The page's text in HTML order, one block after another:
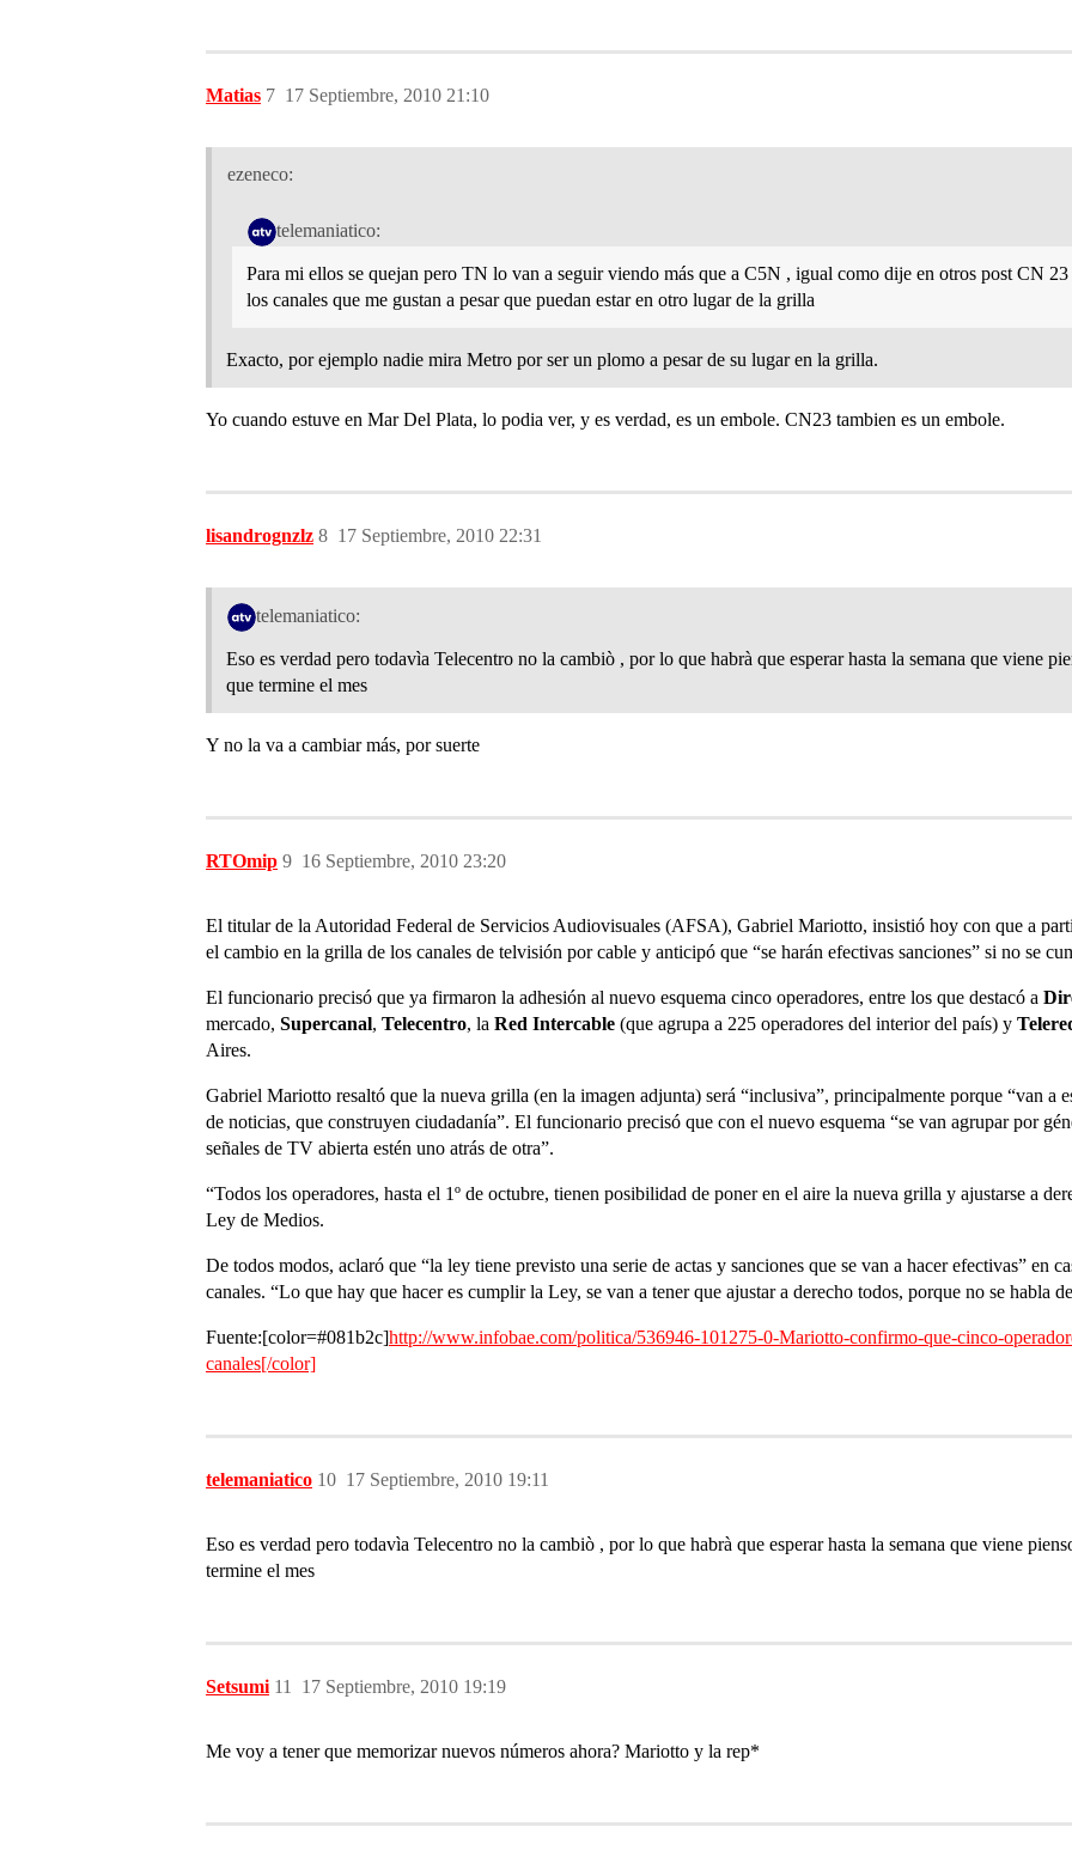
Matias 17 Septiembre, 2010 21:10
7
ezeneco:
telemaniatico:
Para mi ellos se quejan pero TN lo van a seguir viendo más que a C5N , igual como dije en otros post CN
los canales que me gustan a pesar que puedan estar en otro lugar de la grilla
Exacto, por ejemplo nadie mira Metro por ser un plomo a pesar de su lugar en la grilla.
Yo cuando estuve en Mar Del Plata, lo podia ver, y es verdad, es un embole. CN23 tambien es un embole.
lisandrognzlz 17 Septiembre, 2010 22:31
8
telemaniatico:
Eso es verdad pero todavìa Telecentro no la cambiò , por lo que habrà que esperar hasta la semana que viene
que termine el mes
Y no la va a cambiar más, por suerte
RTOmip 16 Septiembre, 2010 23:20
9
El titular de la Autoridad Federal de Servicios Audiovisuales (AFSA), Gabriel Mariotto, insistió hoy con que a
el cambio en la grilla de los canales de telvisión por cable y anticipó que “se harán efectivas sanciones” si no se
El funcionario precisó que ya firmaron la adhesión al nuevo esquema cinco operadores, entre los que destacó a
mercado, Supercanal, Telecentro, la Red Intercable (que agrupa a 225 operadores del interior del país) y
Aires.
Gabriel Mariotto resaltó que la nueva grilla (en la imagen adjunta) será “inclusiva”, principalmente porque “van a
de noticias, que construyen ciudadanía”. El funcionario precisó que con el nuevo esquema “se van agrupar por
señales de TV abierta estén uno atrás de otra”.
“Todos los operadores, hasta el 1º de octubre, tienen posibilidad de poner en el aire la nueva grilla y ajustarse a
Ley de Medios.
De todos modos, aclaró que “la ley tiene previsto una serie de actas y sanciones que se van a hacer efectivas” en
canales. “Lo que hay que hacer es cumplir la Ley, se van a tener que ajustar a derecho todos, porque no se habla
Fuente:[color=#081b2c]http://www.infobae.com/politica/536946-101275-0-Mariotto-confirmo-que-cinco-
canales[/color]
telemaniatico 17 Septiembre, 2010 19:11
10
Eso es verdad pero todavìa Telecentro no la cambiò , por lo que habrà que esperar hasta la semana que viene
termine el mes
Setsumi 17 Septiembre, 2010 19:19
11
Me voy a tener que memorizar nuevos números ahora? Mariotto y la rep*